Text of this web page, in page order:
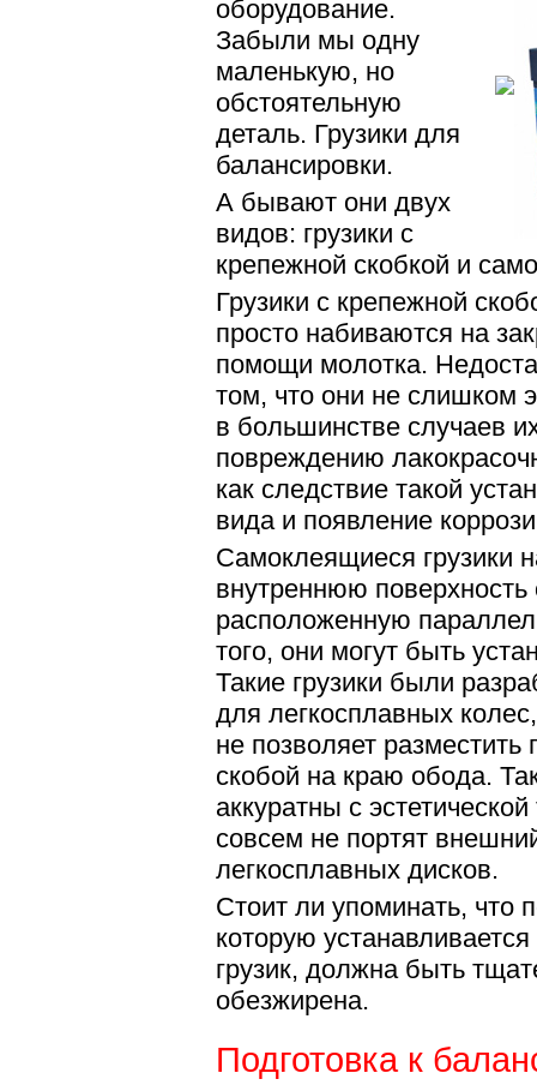
оборудование.
Забыли мы одну
маленькую, но
обстоятельную
деталь. Грузики для
балансировки.
А бывают они двух
видов: грузики с
крепежной скобкой и
Грузики с крепежной
просто набиваются на
помощи молотка.
том, что они не слишком
в большинстве случаев
повреждению
как следствие такой
вида и появление
Самоклеящиеся грузики
внутреннюю поверхность
расположенную
того, они могут быть
Такие грузики были
для легкосплавных
не позволяет разместить
скобой на краю обода.
аккуратны с
совсем не портят
легкосплавных дисков.
Стоит ли упоминать, что
которую
грузик, должна быть
обезжирена.
Подготовка к